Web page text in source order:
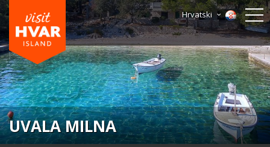
Hrvatski
UVALA MILNA